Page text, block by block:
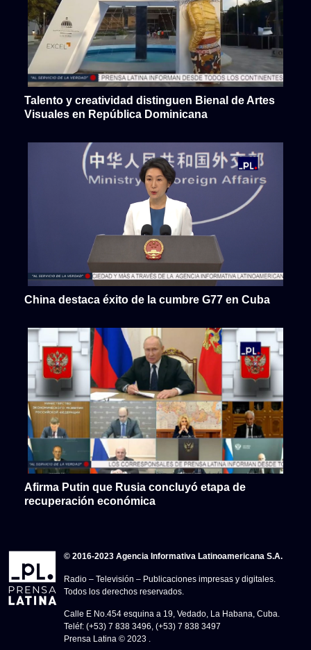
Talento y creatividad distinguen Bienal de Artes
Visuales en República Dominicana
China destaca éxito de la cumbre G77 en Cuba
Afirma Putin que Rusia concluyó etapa de
recuperación económica
© 2016-2023 Agencia Informativa Latinoamericana S.A.
Radio – Televisión – Publicaciones impresas y digitales.
Todos los derechos reservados.
Calle E No.454 esquina a 19, Vedado, La Habana, Cuba.
Teléf: (+53) 7 838 3496, (+53) 7 838 3497
Prensa Latina © 2023 .